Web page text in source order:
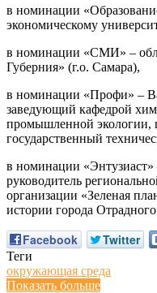
в номинации
экономическому
в номинации «СМИ» –
Губерния» (г.о. Самара),
в номинации «Профи» –
заведующий кафедрой
промышленной
государственный
в номинации
руководитель
организации «Зеленая
истории города
Facebook Twitter
Теги
окружающая среда
Показать больше